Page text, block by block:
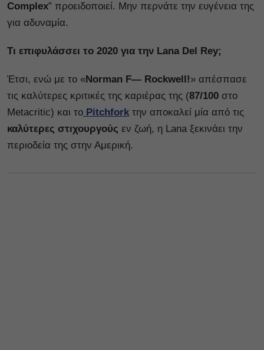
Complex” προειδοποιεί. Μην περνάτε την ευγένεια της
για αδυναμία.
Τι επιφυλάσσει το 2020 για την Lana Del Rey;
Έτσι, ενώ με το «Norman F— Rockwell!» απέσπασε
τις καλύτερες κριτικές της καριέρας της (87/100 στο
Metacritic) και το Pitchfork την αποκαλεί μία από τις
καλύτερες στιχουργούς εν ζωή, η Lana ξεκινάει την
περιοδεία της στην Αμερική.